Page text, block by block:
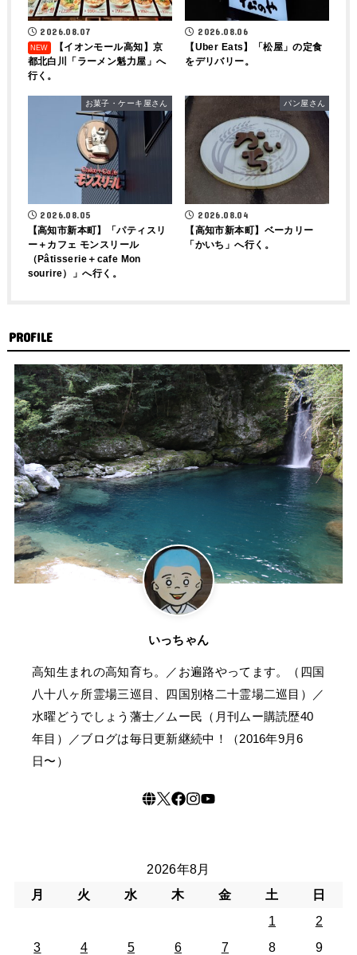
2026.08.07
【イオンモール高知】京
都北白川「ラーメン魁力屋」へ
行く。
2026.08.06
【Uber Eats】「松屋」の定食
をデリバリー。
お菓子・ケーキ屋さん
2026.08.05
【高知市新本町】「パティスリ
ー＋カフェ モンスリール
（Pâtisserie＋cafe Mon
sourire）」へ行く。
パン屋さん
2026.08.04
【高知市新本町】ベーカリー
「かいち」へ行く。
PROFILE
いっちゃん
高知生まれの高知育ち。／お遍路やってます。（四国
八十八ヶ所霊場三巡目、四国別格二十霊場二巡目）／
水曜どうでしょう藩士／ムー民（月刊ムー購読歴40
年目）／ブログは毎日更新継続中！（2016年9月6
日〜）
2026年8月
月
火 水 木 金 土
日
1
2
3
4 5 6 7 8
9